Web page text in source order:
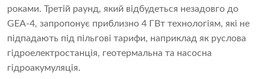
роками. Третій раунд, який відбудеться незадовго до
GEA-4, запропонує приблизно 4 ГВт технологіям, які не
підпадають під пільгові тарифи, наприклад як руслова
гідроелектростанція, геотермальна та насосна
гідроакумуляція.